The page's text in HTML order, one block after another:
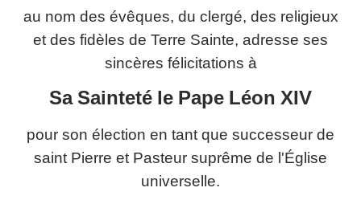
au nom des évêques, du clergé, des religieux
et des fidèles de Terre Sainte, adresse ses
sincères félicitations à
Sa Sainteté le Pape Léon XIV
pour son élection en tant que successeur de
saint Pierre et Pasteur suprême de l'Église
universelle.